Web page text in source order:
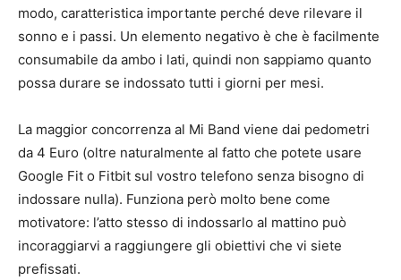
modo, caratteristica importante perché deve rilevare il
sonno e i passi. Un elemento negativo è che è facilmente
consumabile da ambo i lati, quindi non sappiamo quanto
possa durare se indossato tutti i giorni per mesi.
La maggior concorrenza al Mi Band viene dai pedometri
da 4 Euro (oltre naturalmente al fatto che potete usare
Google Fit o Fitbit sul vostro telefono senza bisogno di
indossare nulla). Funziona però molto bene come
motivatore: l’atto stesso di indossarlo al mattino può
incoraggiarvi a raggiungere gli obiettivi che vi siete
prefissati.